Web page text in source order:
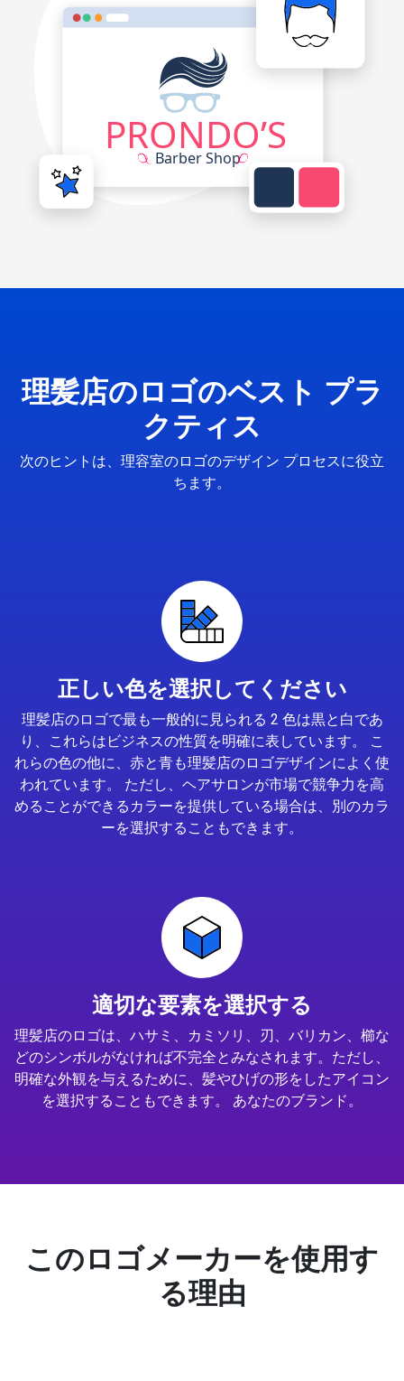
理髪店のロゴのベスト プラ
クティス
次のヒントは、理容室のロゴのデザイン プロセスに役立
ちます。
正しい色を選択してください
理髪店のロゴで最も一般的に見られる 2 色は黒と白であ
り、これらはビジネスの性質を明確に表しています。 こ
れらの色の他に、赤と青も理髪店のロゴデザインによく使
われています。 ただし、ヘアサロンが市場で競争力を高
めることができるカラーを提供している場合は、別のカラ
ーを選択することもできます。
適切な要素を選択する
理髪店のロゴは、ハサミ、カミソリ、刃、バリカン、櫛な
どのシンボルがなければ不完全とみなされます。ただし、
明確な外観を与えるために、髪やひげの形をしたアイコン
を選択することもできます。 あなたのブランド。
このロゴメーカーを使用す
る理由